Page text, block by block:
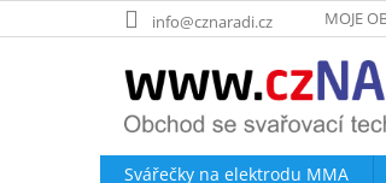
na
info@cznaradi.cz MOJE
Svářečky na elektrodu MMA